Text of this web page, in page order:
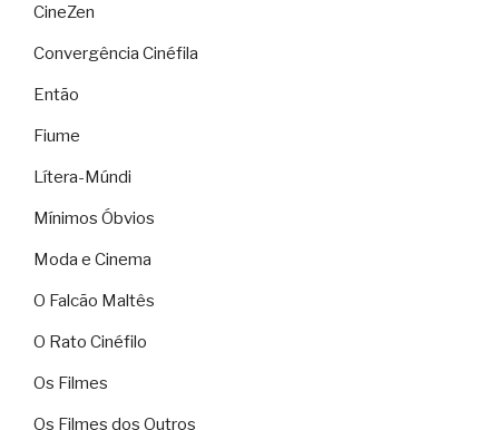
CineZen
Convergência Cinéfila
Então
Fiume
Lítera-Múndi
Mínimos Óbvios
Moda e Cinema
O Falcão Maltês
O Rato Cinéfilo
Os Filmes
Os Filmes dos Outros